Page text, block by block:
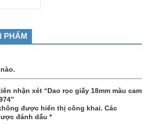
PHẨM
nhận xét “Dao rọc giấy 18mm màu cam
được hiển thị công khai. Các
đánh dấu *